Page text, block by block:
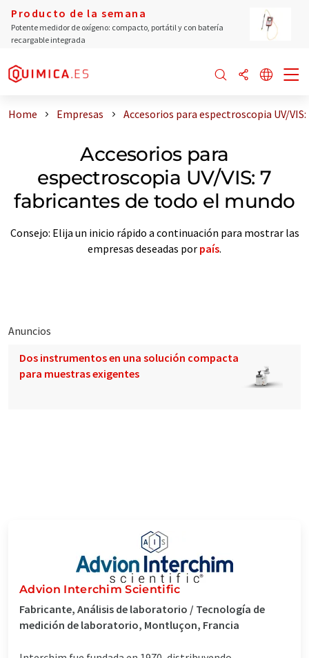
Producto de la semana
Potente medidor de oxígeno: compacto, portátil y con batería
recargable integrada
Home Empresas Accesorios para espectroscopia UV/
Accesorios para
espectroscopia UV/VIS: 7
fabricantes de todo el mundo
Consejo: Elija un inicio rápido a continuación para mostrar las
empresas deseadas por país.
Anuncios
Dos instrumentos en una solución compacta
para muestras exigentes
Advion Interchim Scientific
Fabricante, Análisis de laboratorio / Tecnología de
medición de laboratorio, Montluçon, Francia